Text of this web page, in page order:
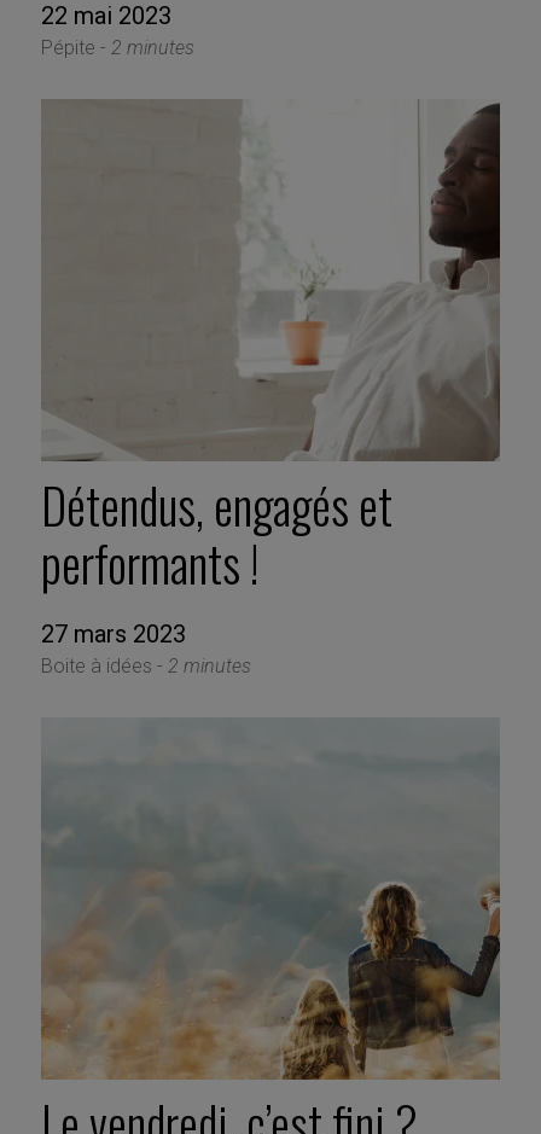
22 mai 2023
Pépite - 2 minutes
Détendus, engagés et
performants !
27 mars 2023
Boite à idées - 2 minutes